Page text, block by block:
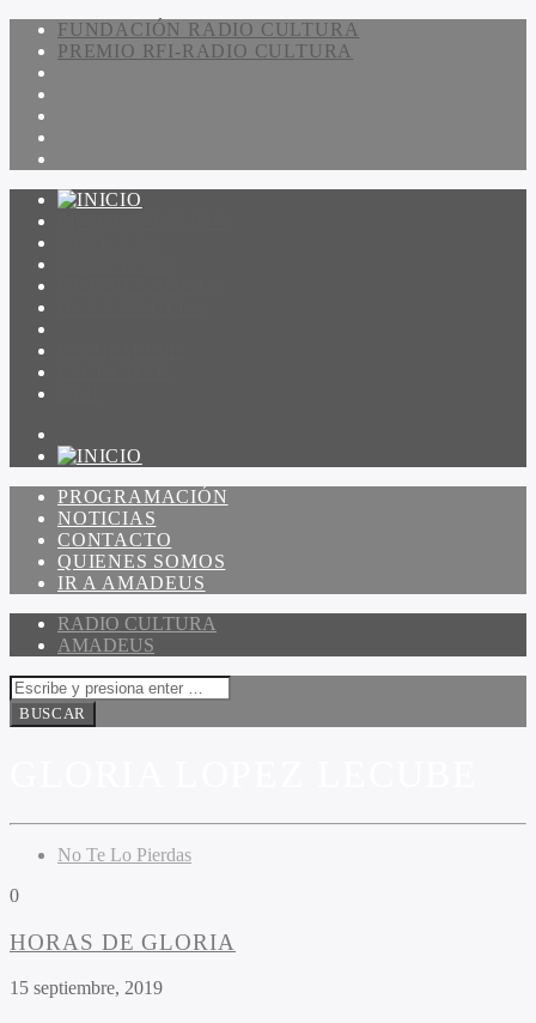
FUNDACIÓN RADIO CULTURA
PREMIO RFI-RADIO CULTURA
PROGRAMACIÓN
NOTICIAS
CONTACTO
QUIENES SOMOS
IR A AMADEUS
RADIO CULTURA
AMADEUS
No Te Lo Pierdas
0
HORAS DE GLORIA
15 septiembre, 2019